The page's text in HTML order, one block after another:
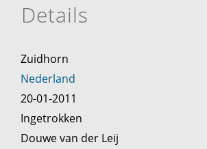
Details
Zuidhorn
Nederland
20-01-2011
Ingetrokken
Douwe van der Leij